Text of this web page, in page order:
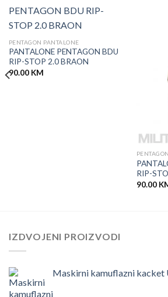
PENTAGON PANTALONE
PANTALONE PENTAGON BDU
RIP-STOP 2.0 BRAON
90.00 KM
RIP-
90.00
IZDVOJENI PROIZVODI
Maskirni kamuflazni kacket